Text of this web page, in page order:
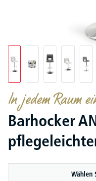
In jedem Raum
Barhocker
Wählen